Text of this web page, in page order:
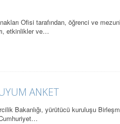
Ofisi tarafından, öğrenci ve
etkinlikler ve…
ANKET
Bakanlığı, yürütücü kuruluşu